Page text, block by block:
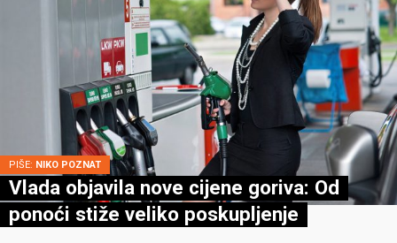
PIŠE: NIKO POZNAT
Vlada objavila nove cijene goriva: Od
ponoći stiže veliko poskupljenje